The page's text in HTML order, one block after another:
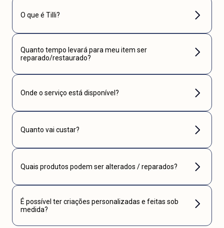
O que é Tilli?
Quanto tempo levará para meu item ser
reparado/restaurado?
Onde o serviço está disponível?
Quanto vai custar?
Quais produtos podem ser alterados / reparados?
É possível ter criações personalizadas e feitas sob
medida?